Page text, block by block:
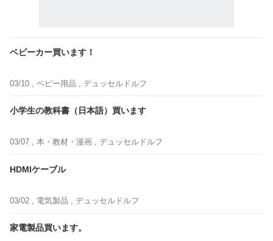
ベビーカー買います！
03/10 , ベビー用品 , デュッセルドルフ
小学生の教科書（日本語）買います
03/07 , 本・教材・漫画 , デュッセルドルフ
HDMIケーブル
03/02 , 電気製品 , デュッセルドルフ
家電製品買います。